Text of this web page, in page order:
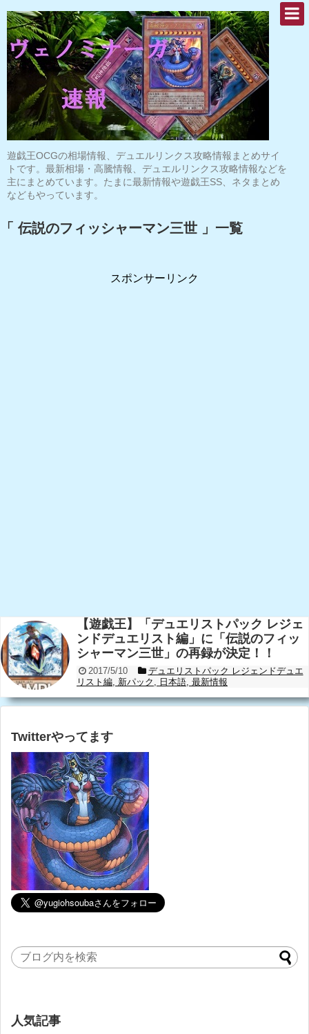
遊戯王OCGの相場情報、デュエルリンクス攻略情報まとめサイ
トです。最新相場・高騰情報、デュエルリンクス攻略情報などを
主にまとめています。たまに最新情報や遊戯王SS、ネタまとめ
などもやっています。
「 伝説のフィッシャーマン三世 」一覧
スポンサーリンク
【遊戯王】「デュエリストパック レジェ
ンドデュエリスト編」に「伝説のフィッ
シャーマン三世」の再録が決定！！
2017/5/10
デュエリストパック レジェンドデュエ
リスト編, 新パック , 日本語, 最新情報
Twitterやってます
人気記事